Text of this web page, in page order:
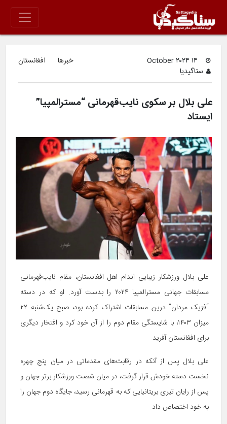
ستاگیدیا
خبرها افغانستان
علی بلال بر سکوی نایب‌قهرمانی “مسترالمپیا”
ایستاد
علی بلال ورزشکار زیبایی اندام اهل افغانستان، مقام نایب‌قهرمانی
مسابقات جهانی مسترالمپیا ۲۰۲۴ را بدست آورد. او که در دسته
“فزیک مردان” درین مسابقات اشتراک کرده بود، صبح یک‌شنبه ۲۲
میزان ۱۴۰۳، با شایستگی مقام دوم را از آن خود کرد و افتخار دیگری
برای افغانستان آفرید.
علی بلال پس از آنکه در رقابت‌های مقدماتی در میان پنج چهره
نخست دسته خودش قرار گرفت، در میان شصت ورزشکار برتر جهان و
پس از رایان تیری بریتانیایی که به قهرمانی رسید، جایگاه دوم جهان را
به خود اختصاص داد.